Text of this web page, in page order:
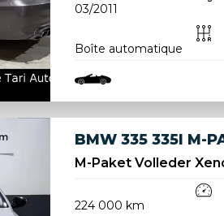
03/2011
Boîte automatique
BMW 335 335I M-
M-Paket Volleder
224 000 km